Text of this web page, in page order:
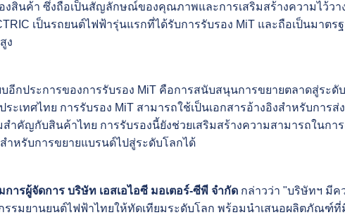
งสินค้า ซึ่งถือเป็นสัญลักษณ์ของคุณภาพและการเสริมสร้างความไว้ว
เป็นรถยนต์ไฟฟ้ารุ่นแรกที่ได้รับการรับรอง MiT และถือเป็นมาต
ง
บอีกประการของการรับรอง MiT คือการสนับสนุนการขยายตลาดสู่ระดั
ะเทศไทย การรับรอง MiT สามารถใช้เป็นเอกสารอ้างอิงสำหรับการ
สำคัญกับสินค้าไทย การรับรองนี้ยังช่วยเสริมสร้างความสามารถในก
ำหรับการขยายแบรนด์ไปสู่ระดับโลกได้
การผู้จัดการ บริษัท เอสเอไอซี มอเตอร์-ซีพี จำกัดกล่าวว่า "บริษัทฯ มีค
รรมยานยนต์ไฟฟ้าไทยให้ทัดเทียมระดับโลก พร้อมนำเสนอผลิตภัณฑ์ที่